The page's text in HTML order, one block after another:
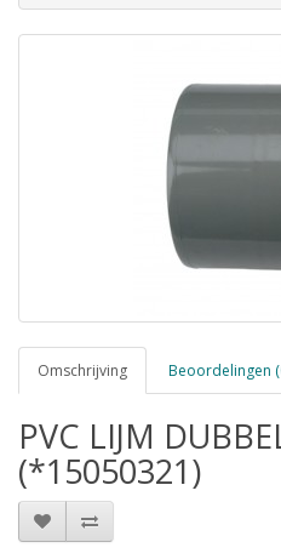
Omschrijving Beoordelingen
PVC LIJM
(*15050321)